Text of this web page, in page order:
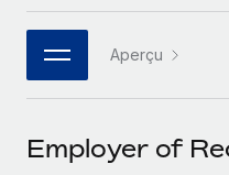
Connecter
Nouveau
Connectez n'importe
notre MCP
Intégrations
Entreprise
Les RH à
Partenaires
Checklists et modèles
Descriptions de postes
Événements
日本語
한국어
Aperçu
Employer of